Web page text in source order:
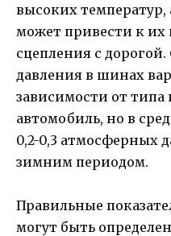
высоких температур,
может привести к их
сцепления с
давления в шинах
зависимости от
автомобиль, но в
0,2-0,3 атмосферных
зимним периодом.
Правильные
могут быть